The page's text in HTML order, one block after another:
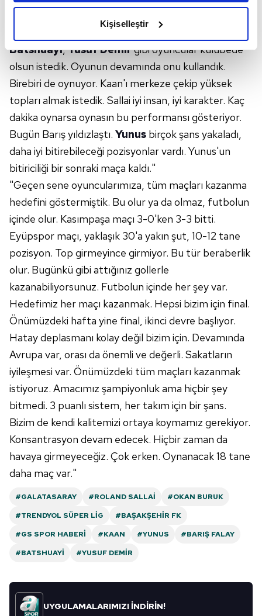
amacımızın size daha iyi bir reklam deneyimi sunmak
elimizden gelen çabayı gösterdiğimizi ve bu noktada,
kalemimiz olduğunu sizlere hatırlatmak isteriz.
Her halükârda, kullanıcılar, bu çerezlere izin vermedikleri
takdirde, kullanıcılara hedefli reklamlar
gösterilmeyecektir."
Sizlere daha iyi bir hizmet sunabilmek için İnternet
Sitemizde kendimize ve üçüncü kişilere ait çerezler
kullanılmaktadır. Bu çerezler vasıtasıyla çeşitli kişisel
verileriniz işlenmekte olup gerekli olan çerezler bilgi
toplumu hizmetlerinin sunulması amacıyla
kullanılmaktadır. Diğer çerezler, sitemizin daha işlevsel
kılınması ve kişiselleştirilmesi ve sizlere yönelik
reklam/pazarlama faaliyetlerinin yapılması, amaçlarıyla
sınırlı olarak açık rızanız dahilinde kullanılacaktır.
Çerezlere ilişkin tercihlerinizi aşağıda yer alan panel
vasıtasıyla belirleyebilirsiniz. Çerezlere ilişkin detaylı bilgi
için Ayarlar butonuna tıklayabilir,
Çerez Bilgilendirme
Metnimiziziyaret edebilirsiniz.
6698 sayılı Kişisel Verilerin Korunması Kanunu uyarınca
hazırlanmış Aydınlatma Metnimizi okumak ve sitemizde
ilgili mevzuata uygun olarak kullanılan çerezlerle ilgili bilgi
almak için lütfentıklayınız .
Kişiselleştir
önemliydi. Kenardan gelip bize katkı verecek Sallai,
Batshuayi,Yusuf Demirgibi oyuncular kulübede
olsun istedik. Oyunun devamında onu kullandık.
Birebiri de oynuyor. Kaan'ı merkeze çekip yüksek
topları almak istedik. Sallai iyi insan, iyi karakter. Kaç
dakika oynarsa oynasın bu performansı gösteriyor.
Bugün Barış yıldızlaştı. Yunus birçok şans yakaladı,
daha iyi bitirebileceği pozisyonlar vardı. Yunus'un
bitiriciliği bir sonraki maça kaldı."
"Geçen sene oyuncularımıza, tüm maçları kazanma
hedefini göstermiştik. Bu olur ya da olmaz, futbolun
içinde olur. Kasımpaşa maçı 3-0'ken 3-3 bitti.
Eyüpspor maçı, yaklaşık 30'a yakın şut, 10-12 tane
pozisyon. Top girmeyince girmiyor. Bu tür beraberlik
olur. Bugünkü gibi attığınız gollerle
kazanabiliyorsunuz. Futbolun içinde her şey var.
Hedefimiz her maçı kazanmak. Hepsi bizim için final.
Önümüzdeki hafta yine final, ikinci devre başlıyor.
Hatay deplasmanı kolay değil bizim için. Devamında
Avrupa var, orası da önemli ve değerli. Sakatların
iyileşmesi var. Önümüzdeki tüm maçları kazanmak
istiyoruz. Amacımız şampiyonluk ama hiçbir şey
bitmedi. 3 puanlı sistem, her takım için bir şans.
Bizim de kendi kalitemizi ortaya koymamız gerekiyor.
Konsantrasyon devam edecek. Hiçbir zaman da
havaya girmeyeceğiz. Çok erken. Oynanacak 18 tane
daha maç var."
#GALATASARAY #ROLAND SALLAI
#OKAN BURUK
#TRENDYOL SÜPER LIG
#BAŞAKŞEHIR FK
#GS SPOR HABERI
#KAAN #YUNUS
#BARIŞ FALAY
#BATSHUAYI
#YUSUF DEMIR
UYGULAMALARIMIZI İNDİRİN!